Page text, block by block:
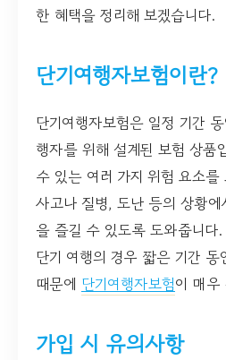
한 혜택을 정리해 보겠습니다.
단기여행자보험이란?
단기여행자보험은 일정 기간
행자를 위해 설계된 보험 상품
수 있는 여러 가지 위험 요소
사고나 질병, 도난 등의 상황
을 즐길 수 있도록 도와줍니다
단기 여행의 경우 짧은 기간 동
때문에 단기여행자보험이 매우
가입 시 유의사항